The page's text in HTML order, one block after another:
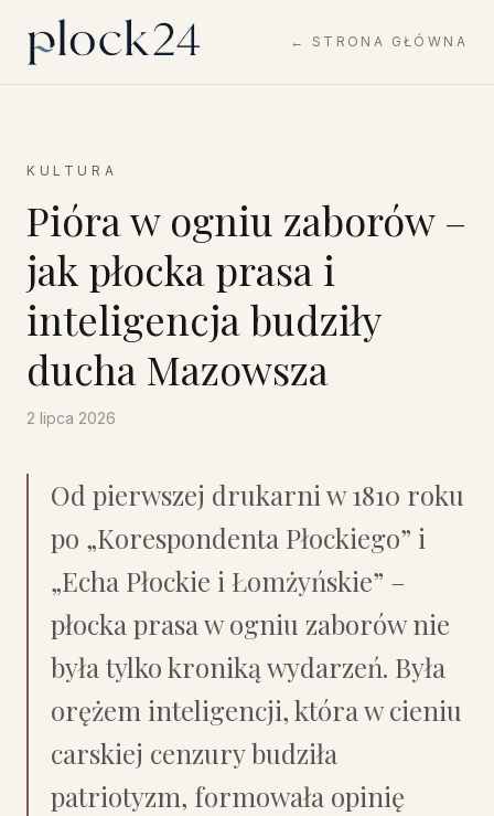
← STRONA GŁÓWNA
KULTURA
Pióra w ogniu zaborów –
jak płocka prasa i
inteligencja budziły
ducha Mazowsza
2 lipca 2026
Od pierwszej drukarni w 1810 roku
po „Korespondenta Płockiego” i
„Echa Płockie i Łomżyńskie” –
płocka prasa w ogniu zaborów nie
była tylko kroniką wydarzeń. Była
orężem inteligencji, która w cieniu
carskiej cenzury budziła
patriotyzm, formowała opinię